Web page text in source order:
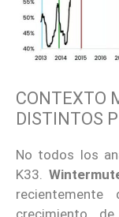
CONTEXTO
DISTINTOS
No todos los
K33.
recientemente
crecimiento